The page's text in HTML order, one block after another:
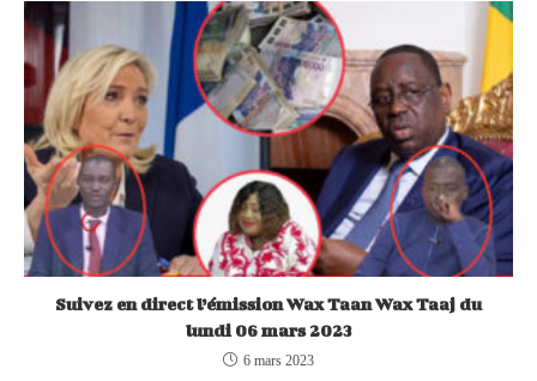
Suivez en direct l’émission Wax Taan Wax Taaj du
lundi 06 mars 2023
6 mars 2023